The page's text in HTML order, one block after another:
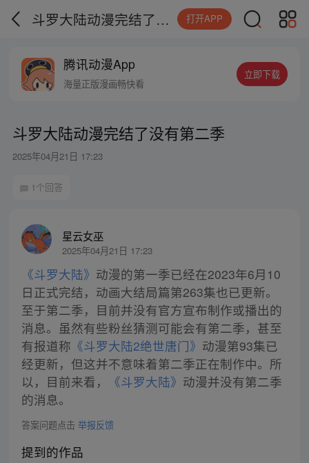
斗罗大陆动漫完结了没有第二季 打开APP
腾讯动漫App
海量正版漫画畅快看
立即下载
斗罗大陆动漫完结了没有第二季
2025年04月21日 17:23
1个回答
星云女巫
2025年04月21日 17:23
《斗罗大陆》 动漫的第一季已经在2023年6月10
日正式完结，动画大结局篇第263集也已更新。
至于第二季，目前并没有官方宣布制作或播出的
消息。虽然有些粉丝猜测可能会有第二季，甚至
有报道称 《斗罗大陆2绝世唐门》 动漫第93集已
经更新，但这并不意味着第二季正在制作中。所
以，目前来看，
《斗罗大陆》 动漫并没有第二季
的消息。
答案问题点击 举报反馈
提到的作品